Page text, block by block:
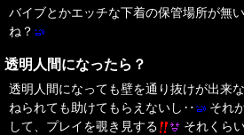
バイブとかエッチな下着の保管場所が無い
ね？
透明人間になったら？
透明人間になっても壁を通り抜けが出来
ねられても助けてもらえないし‥
それ
して、プレイを覗き見する
それくら